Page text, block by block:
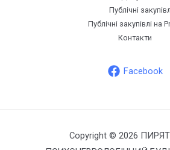
Публічні
Публічні закупівлі на
Контакти
Facebook
Copyright © 2026